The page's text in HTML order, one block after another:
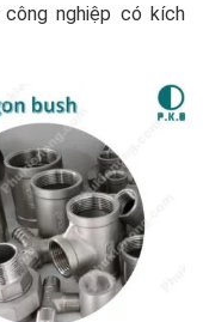
nghiệp có kích